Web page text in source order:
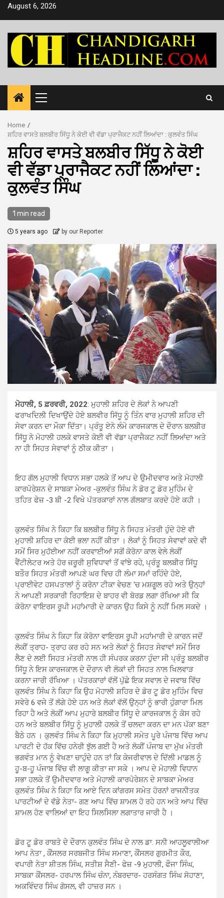
SkipAugust 6, 2026
Primary
Menu
Home
ਸ਼ਹਿਰ ਵਾਸਤੇ ਬਲਬੀਰ ਸਿੱਧੂ ਨੇ ਕੋਈ ਵੀ ਵੱਡਾ ਪ੍ਰਾਜੈਕਟ ਨਹੀਂ ਲਿਆਂਦਾ : ਕੁਲਵੰਤ ਸਿੰਘ
ਸ਼ਹਿਰ ਵਾਸਤੇ ਬਲਬੀਰ ਸਿੱਧੂ ਨੇ ਕੋਈ
ਵੀ ਵੱਡਾ ਪ੍ਰਾਜੈਕਟ ਨਹੀਂ ਲਿਆਂਦਾ :
ਕੁਲਵੰਤ ਸਿੰਘ
1 min read
5 years ago by our Reporter
ਮੋਹਾਲੀ, 5 ਫ਼ਰਵਰੀ, 2022: ਮੁਹਾਲੀ ਸ਼ਹਿਰ ਦੇ ਲੋਕਾਂ ਨੇ ਆਪਣੀ
ਫਰਾਖਦਿਲੀ ਦਿਖਾਉਂਦੇ ਹੋਏ ਬਲਵੀਰ ਸਿੱਧੂ ਨੂੰ ਤਿੰਨ ਵਾਰ ਮੁਹਾਲੀ ਸ਼ਹਿਰ ਦੀ
ਸੇਵਾ ਕਰਨ ਦਾ ਮੌਕਾ ਦਿੱਤਾ। ਪ੍ਰੰਤੂ ਏਨੇ ਲੰਮੇ ਕਾਰਜਕਾਲ ਦੇ ਦੌਰਾਨ ਬਲਬੀਰ
ਸਿੱਧੂ ਨੇ ਮੋਹਾਲੀ ਹਲਕੇ ਵਾਸਤੇ ਕੋਈ ਵੀ ਵੱਡਾ ਪ੍ਰਾਜੈਕਟ ਨਹੀਂ ਲਿਆਂਦਾ ਅਤੇ
ਨਾ ਹੀ ਸਿਹਤ ਸੇਵਾਵਾਂ ਨੂੰ ਠੀਕ ਕੀਤਾ ।
ਇਹ ਗੱਲ ਮੁਹਾਲੀ ਵਿਧਾਨ ਸਭਾ ਹਲਕੇ ਤੋਂ ਆਪ ਦੇ ਉਮੀਦਵਾਰ ਅਤੇ ਮੋਹਾਲੀ
ਕਾਰਪੋਰੇਸ਼ਨ ਦੇ ਸਾਬਕਾ ਮੇਅਰ -ਕੁਲਵੰਤ ਸਿੰਘ ਨੇ ਡੋਰ ਟੂ ਡੋਰ ਮੁਹਿੰਮ ਦੇ
ਤਹਿਤ ਫੇਜ਼ -3 ਬੀ -2 ਵਿਖੇ ਪੱਤਰਕਾਰਾਂ ਨਾਲ ਗੱਲਬਾਤ ਕਰਦੇ ਹੋਏ ਕਹੀ ।
ਕੁਲਵੰਤ ਸਿੰਘ ਨੇ ਕਿਹਾ ਕਿ ਬਲਬੀਰ ਸਿੱਧੂ ਨੇ ਸਿਹਤ ਮੰਤਰੀ ਹੁੰਦੇ ਹੋਏ ਵੀ
ਮੁਹਾਲੀ ਸ਼ਹਿਰ ਦਾ ਕੋਈ ਭਲਾ ਨਹੀਂ ਕੀਤਾ । ਲੋਕਾਂ ਨੂੰ ਸਿਹਤ ਸੇਵਾਵਾਂ ਕਦੇ ਵੀ
ਸਮੇਂ ਸਿਰ ਮੁਹੱਈਆ ਨਹੀਂ ਕਰਵਾਈਆਂ ਸਗੋਂ ਕੋਰੋਨਾ ਕਾਲ ਵੇਲੇ ਲੋਕੀਂ
ਵੈਂਟੀਲੇਟਰ ਅਤੇ ਹੋਰ ਜ਼ਰੂਰੀ ਸੁਵਿਧਾਵਾਂ ਤੋਂ ਵਾਂਝੇ ਰਹੇ, ਪ੍ਰੰਤੂ ਬਲਬੀਰ ਸਿੱਧੂ
ਬਤੌਰ ਸਿਹਤ ਮੰਤਰੀ ਆਪਣੇ ਘਰ ਵਿਚ ਹੀ ਲੰਮਾ ਸਮਾਂ ਰਹਿੰਦੇ ਹੋਏ,
ਪ੍ਰਾਈਵੇਟ ਹਸਪਤਾਲਾਂ ਨੂੰ ਕਰੋਨਾ ਟੀਕਾ ਵੇਚਣ ‘ਚ ਮਸ਼ਗੂਲ ਰਹੇ ਅਤੇ ਉਨ੍ਹਾਂ
ਨੇ ਆਪਣੀ ਸਰਕਾਰੀ ਰਿਹਾਇਸ਼ ਦੇ ਬਾਹਰ ਵੀ ਬੋਰਡ ਲਗਾ ਰੱਖਿਆ ਸੀ ਕਿ
ਕੋਰੋਨਾ ਵਾਇਰਸ ਰੂਪੀ ਮਹਾਂਮਾਰੀ ਦੇ ਕਾਰਨ ਉਹ ਕਿਸੇ ਨੂੰ ਨਹੀਂ ਮਿਲ ਸਕਦੇ ।
ਕੁਲਵੰਤ ਸਿੰਘ ਨੇ ਕਿਹਾ ਕਿ ਕੋਰੋਨਾ ਵਾਇਰਸ ਰੂਪੀ ਮਹਾਂਮਾਰੀ ਦੇ ਕਾਰਨ ਜਦੋਂ
ਲੋਕੀਂ ਤ੍ਰਾਹ- ਤ੍ਰਾਹ ਕਰ ਰਹੇ ਸਨ ਅਤੇ ਲੋਕਾਂ ਨੂੰ ਸਿਹਤ ਸੇਵਾਵਾਂ ਸਮੇਂ ਸਿਰ
ਲੈਣ ਦੇ ਲਈ ਸਿਹਤ ਮੰਤਰੀ ਨਾਲ ਹੀ ਸੰਪਰਕ ਕਰਨਾ ਹੁੰਦਾ ਸੀ ਪ੍ਰੰਤੂ ਬਲਬੀਰ
ਸਿੱਧੂ ਨੇ ਇਸ ਕਾਰਜਕਾਲ ਦੇ ਦੌਰਾਨ ਵੀ ਲੋਕਾਂ ਦੀ ਸਿਹਤ ਨਾਲ ਖਿਲਵਾੜ
ਕਰਨਾ ਜਾਰੀ ਰੱਖਿਆ । ਪੱਤਰਕਾਰਾਂ ਵੱਲੋਂ ਪੁੱਛੇ ਇਕ ਸਵਾਲ ਦੇ ਜਵਾਬ ਵਿੱਚ
ਕੁਲਵੰਤ ਸਿੰਘ ਨੇ ਕਿਹਾ ਕਿ ਉਹ ਮੋਹਾਲੀ ਸ਼ਹਿਰ ਦੇ ਡੋਰ ਟੂ ਡੋਰ ਮੁਹਿੰਮ ਵਿਚ
ਸਵੇਰੇ 6 ਵਜੇ ਤੋਂ ਲੱਗੇ ਹੋਏ ਹਨ ਅਤੇ ਲੋਕਾਂ ਵੱਲੋਂ ਉਨ੍ਹਾਂ ਨੂੰ ਭਾਰੀ ਹੁੰਗਾਰਾ ਮਿਲ
ਰਿਹਾ ਹੈ ਅਤੇ ਲੋਕੀਂ ਆਪ ਮੁਹਾਰੇ ਬਲਬੀਰ ਸਿੱਧੂ ਦੇ ਕਾਰਜਕਾਲ ਨੂੰ ਕੋਸ ਰਹੇ
ਹਨ ਅਤੇ ਬਲਬੀਰ ਸਿੱਧੂ ਨੂੰ ਮੁਹਾਲੀ ਹਲਕੇ ਤੋਂ ਚਲਦਾ ਕਰਨ ਦਾ ਮਨ ਪੱਕਾ ਬਣਾ
ਬੈਠੇ ਹਨ । ਕੁਲਵੰਤ ਸਿੰਘ ਨੇ ਕਿਹਾ ਕਿ ਮੁਹਾਲੀ ਸਮੇਤ ਪੂਰੇ ਪੰਜਾਬ ਵਿੱਚ ਆਪ
ਪਾਰਟੀ ਦੇ ਹੱਕ ਵਿੱਚ ਹਨੇਰੀ ਝੁੱਲ ਗਈ ਹੈ ਅਤੇ ਲੋਕੀਂ ਪੰਜਾਬ ਦਾ ਮੁੱਖ ਮੰਤਰੀ
ਭਗਵੰਤ ਮਾਨ ਨੂੰ ਵੇਖਣਾ ਚਾਹੁੰਦੇ ਹਨ ਤਾਂ ਕਿ ਕੇਜਰੀਵਾਲ ਦੇ ਦਿੱਲੀ ਮਾਡਲ ਨੂੰ
ਹੂ-ਬ-ਹੂ ਪੰਜਾਬ ਵਿੱਚ ਵੀ ਲਾਗੂ ਕੀਤਾ ਜਾ ਸਕੇ । ਆਪ ਦੇ ਮੋਹਾਲੀ ਵਿਧਾਨ
ਸਭਾ ਹਲਕੇ ਤੋਂ ਉਮੀਦਵਾਰ ਅਤੇ ਮੋਹਾਲੀ ਕਾਰਪੋਰੇਸ਼ਨ ਦੇ ਸਾਬਕਾ ਮੇਅਰ
ਕੁਲਵੰਤ ਸਿੰਘ ਨੇ ਕਿਹਾ ਕਿ ਆਏ ਦਿਨ ਕਾਂਗਰਸ ਸਮੇਤ ਹੋਰਨਾਂ ਰਾਜਨੀਤਕ
ਪਾਰਟੀਆਂ ਦੇ ਵੱਡੇ ਨੇਤਾ- ਗਣ ਆਪ ਵਿੱਚ ਸ਼ਾਮਲ ਹੋ ਰਹੇ ਹਨ ਅਤੇ ਆਪ ਵਿੱਚ
ਸ਼ਾਮਲ ਹੋਣ ਵਾਲਿਆਂ ਦਾ ਇਹ ਸਿਲਸਿਲਾ ਲਗਾਤਾਰ ਜਾਰੀ ਹੈ ।
ਡੋਰ ਟੂ ਡੋਰ ਰਾਬਤੇ ਦੇ ਦੌਰਾਨ ਕੁਲਵੰਤ ਸਿੰਘ ਦੇ ਨਾਲ ਡਾ. ਸਨੀ ਆਹਲੂਵਾਲੀਆ
ਆਪ ਨੇਤਾ , ਕੌਂਸਲਰ ਸਰਬਜੀਤ ਸਿੰਘ ਸਮਾਣਾ, ਕੌਂਸਲਰ ਗੁਰਮੀਤ ਕੌਰ,
ਵਪਾਰੀ ਨੇਤਾ ਸ਼ੀਤਲ ਸਿੰਘ, ਸਤੀਸ਼ ਸੈਣੀ- ਫੇਜ਼ -9 ਮੁਹਾਲੀ, ਫੌਜਾ ਸਿੰਘ,
ਸਾਬਕਾ ਕੌਂਸਲਰ- ਹਰਪਾਲ ਸਿੰਘ ਚੰਨਾ, ਨੰਬਰਦਾਰ- ਹਰਸੰਗਤ ਸਿੰਘ ਸੋਹਾਣਾ,
ਅਕਵਿੰਦਰ ਸਿੰਘ ਗੋਸਲ, ਵੀ ਹਾਜ਼ਰ ਸਨ ।